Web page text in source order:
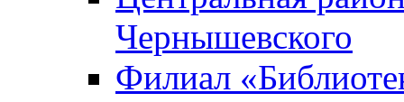
Чернышевского
Филиал